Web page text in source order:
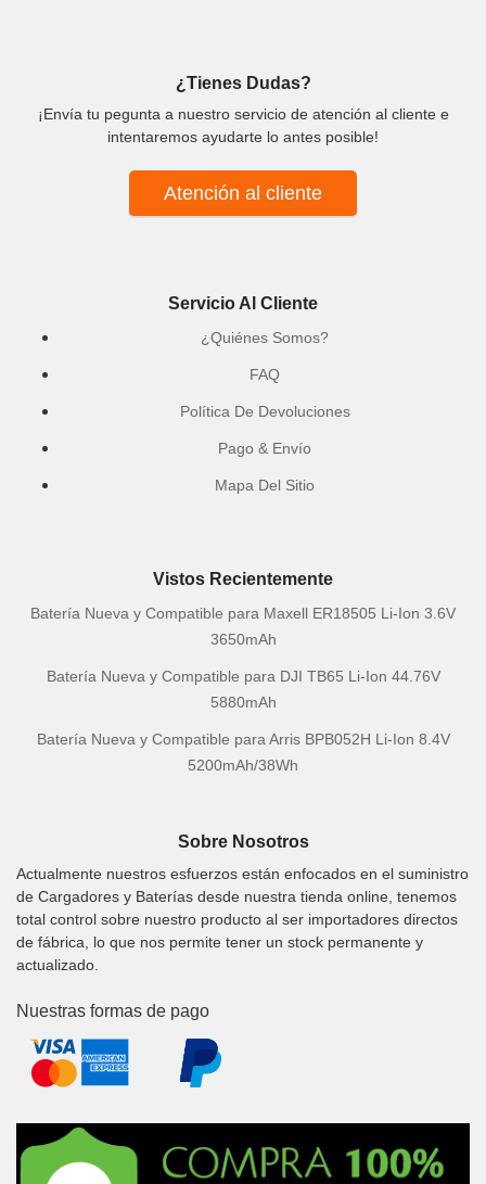
¿Tienes Dudas?
¡Envía tu pegunta a nuestro servicio de atención al cliente e
intentaremos ayudarte lo antes posible!
Atención al cliente
Servicio Al Cliente
¿Quiénes Somos?
FAQ
Política De Devoluciones
Pago & Envío
Mapa Del Sitio
Vistos Recientemente
Batería Nueva y Compatible para Maxell ER18505 Li-Ion 3.6V
3650mAh
Batería Nueva y Compatible para DJI TB65 Li-Ion 44.76V
5880mAh
Batería Nueva y Compatible para Arris BPB052H Li-Ion 8.4V
5200mAh/38Wh
Sobre Nosotros
Actualmente nuestros esfuerzos están enfocados en el suministro
de Cargadores y Baterías desde nuestra tienda online, tenemos
total control sobre nuestro producto al ser importadores directos
de fábrica, lo que nos permite tener un stock permanente y
actualizado.
Nuestras formas de pago